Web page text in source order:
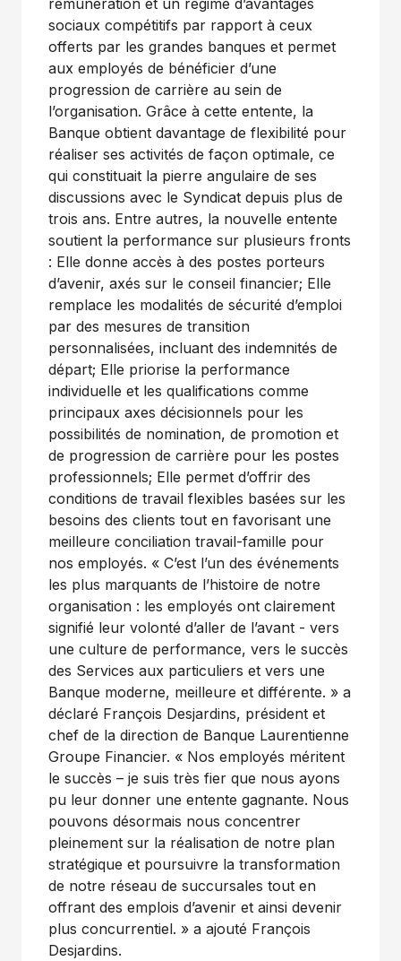
rémunération et un régime d’avantages
sociaux compétitifs par rapport à ceux
offerts par les grandes banques et permet
aux employés de bénéficier d’une
progression de carrière au sein de
l’organisation. Grâce à cette entente, la
Banque obtient davantage de flexibilité pour
réaliser ses activités de façon optimale, ce
qui constituait la pierre angulaire de ses
discussions avec le Syndicat depuis plus de
trois ans. Entre autres, la nouvelle entente
soutient la performance sur plusieurs fronts
: Elle donne accès à des postes porteurs
d’avenir, axés sur le conseil financier; Elle
remplace les modalités de sécurité d’emploi
par des mesures de transition
personnalisées, incluant des indemnités de
départ; Elle priorise la performance
individuelle et les qualifications comme
principaux axes décisionnels pour les
possibilités de nomination, de promotion et
de progression de carrière pour les postes
professionnels; Elle permet d’offrir des
conditions de travail flexibles basées sur les
besoins des clients tout en favorisant une
meilleure conciliation travail-famille pour
nos employés. « C’est l’un des événements
les plus marquants de l’histoire de notre
organisation : les employés ont clairement
signifié leur volonté d’aller de l’avant - vers
une culture de performance, vers le succès
des Services aux particuliers et vers une
Banque moderne, meilleure et différente. » a
déclaré François Desjardins, président et
chef de la direction de Banque Laurentienne
Groupe Financier. « Nos employés méritent
le succès – je suis très fier que nous ayons
pu leur donner une entente gagnante. Nous
pouvons désormais nous concentrer
pleinement sur la réalisation de notre plan
stratégique et poursuivre la transformation
de notre réseau de succursales tout en
offrant des emplois d’avenir et ainsi devenir
plus concurrentiel. » a ajouté François
Desjardins.